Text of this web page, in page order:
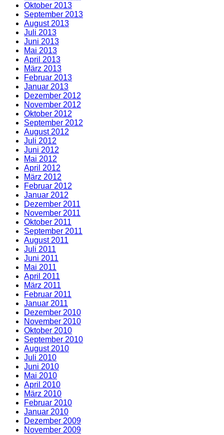
Oktober 2013
September 2013
August 2013
Juli 2013
Juni 2013
Mai 2013
April 2013
März 2013
Februar 2013
Januar 2013
Dezember 2012
November 2012
Oktober 2012
September 2012
August 2012
Juli 2012
Juni 2012
Mai 2012
April 2012
März 2012
Februar 2012
Januar 2012
Dezember 2011
November 2011
Oktober 2011
September 2011
August 2011
Juli 2011
Juni 2011
Mai 2011
April 2011
März 2011
Februar 2011
Januar 2011
Dezember 2010
November 2010
Oktober 2010
September 2010
August 2010
Juli 2010
Juni 2010
Mai 2010
April 2010
März 2010
Februar 2010
Januar 2010
Dezember 2009
November 2009